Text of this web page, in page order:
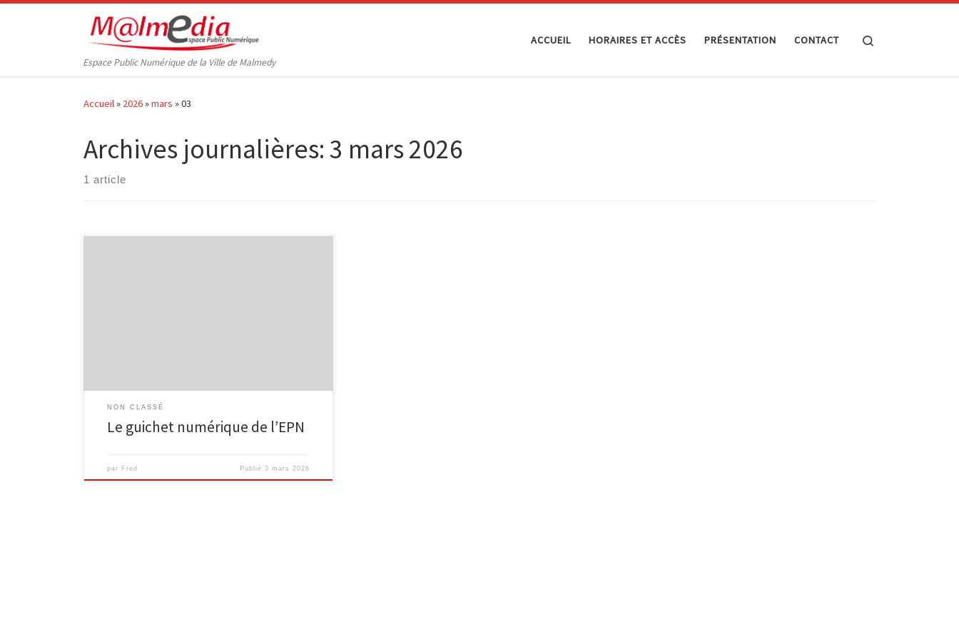
Passer au contenu
Espace Public Numérique de la Ville de Malmedy
ACCUEIL HORAIRES ET ACCÈS PRÉSENTATION CONTACT
Accueil » 2026»mars »03
Archives journalières:3 mars 2026
1 article
NON CLASSÉ
Le guichet numérique de l’EPN
par Fred Publié 3 mars 2026